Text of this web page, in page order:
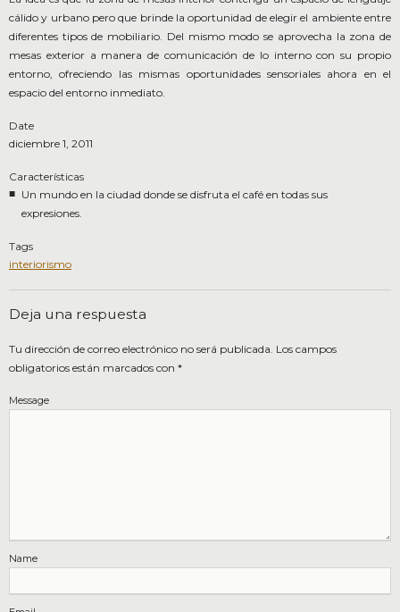
cálido y urbano pero que brinde la oportunidad de elegir el ambiente entre
diferentes tipos de mobiliario. Del mismo modo se aprovecha la zona de
mesas exterior a manera de comunicación de lo interno con su propio
entorno, ofreciendo las mismas oportunidades sensoriales ahora en el
espacio del entorno inmediato.
Date
diciembre 1, 2011
Características
Un mundo en la ciudad donde se disfruta el café en todas sus
expresiones.
Tags
interiorismo
Deja una respuesta
Tu dirección de correo electrónico no será publicada. Los campos
obligatorios están marcados con *
Message
Name